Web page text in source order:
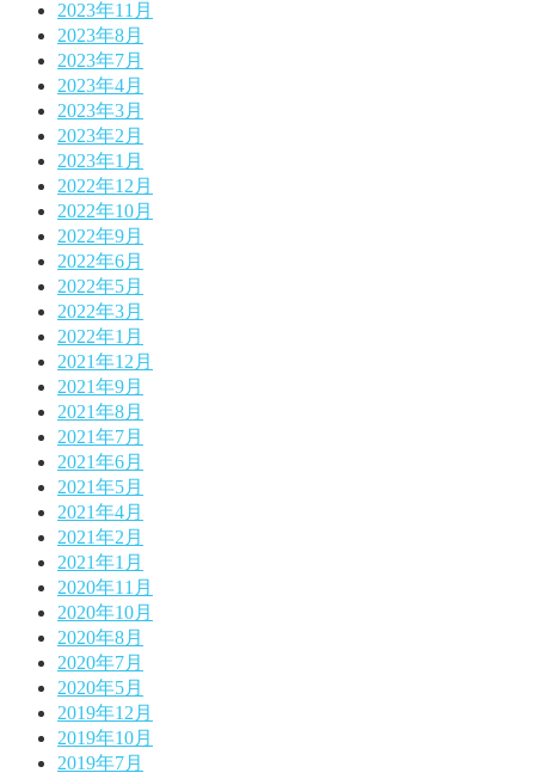
2023年11月
2023年8月
2023年7月
2023年4月
2023年3月
2023年2月
2023年1月
2022年12月
2022年10月
2022年9月
2022年6月
2022年5月
2022年3月
2022年1月
2021年12月
2021年9月
2021年8月
2021年7月
2021年6月
2021年5月
2021年4月
2021年2月
2021年1月
2020年11月
2020年10月
2020年8月
2020年7月
2020年5月
2019年12月
2019年10月
2019年7月